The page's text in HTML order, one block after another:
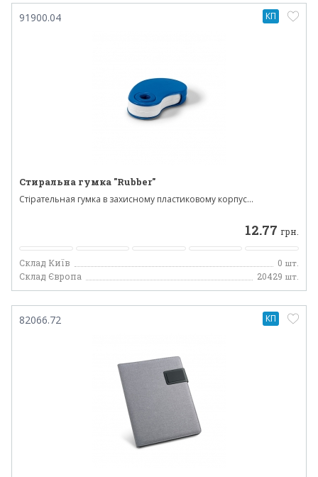
91900.04
Стиральна гумка "Rubber"
Стірательная гумка в захисному пластиковому корпус...
12.77 грн.
Склад Київ 0 шт.
Склад Європа 20429 шт.
КП
82066.72 КП